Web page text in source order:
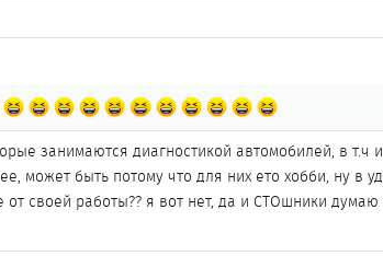
занимаются диагностикой автомобилей, в
может быть потому что для них ето хобби, ну в
своей работы?? я вот нет, да и СТОшники думаю